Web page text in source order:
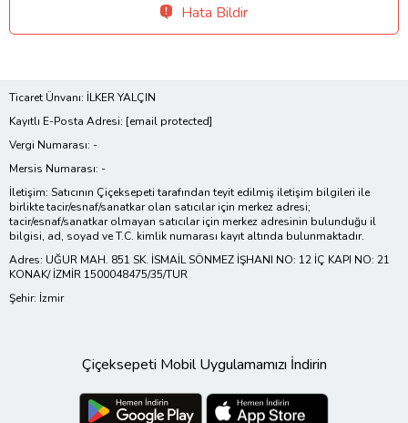
Hata Bildir
Ticaret Ünvanı: İLKER YALÇIN
Kayıtlı E-Posta Adresi: [email protected]
Vergi Numarası: -
Mersis Numarası: -
İletişim: Satıcının Çiçeksepeti tarafından teyit edilmiş iletişim bilgileri ile
birlikte tacir/esnaf/sanatkar olan satıcılar için merkez adresi;
tacir/esnaf/sanatkar olmayan satıcılar için merkez adresinin bulunduğu il
bilgisi, ad, soyad ve T.C. kimlik numarası kayıt altında bulunmaktadır.
Adres: UĞUR MAH. 851 SK. İSMAİL SÖNMEZ İŞHANI NO: 12 İÇ KAPI NO: 21
KONAK/ İZMİR 1500048475/35/TUR
Şehir: İzmir
Çiçeksepeti Mobil Uygulamamızı İndirin